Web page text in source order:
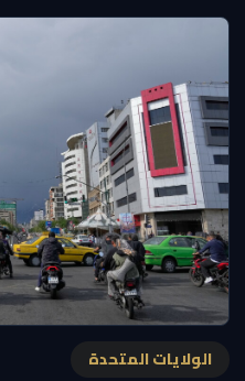
الولايات المتحدة